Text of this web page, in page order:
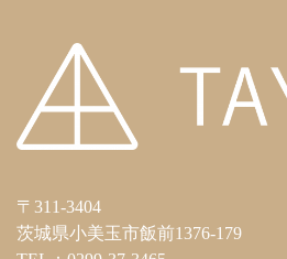
〒311-3404
茨城県小美玉市飯前1376-179